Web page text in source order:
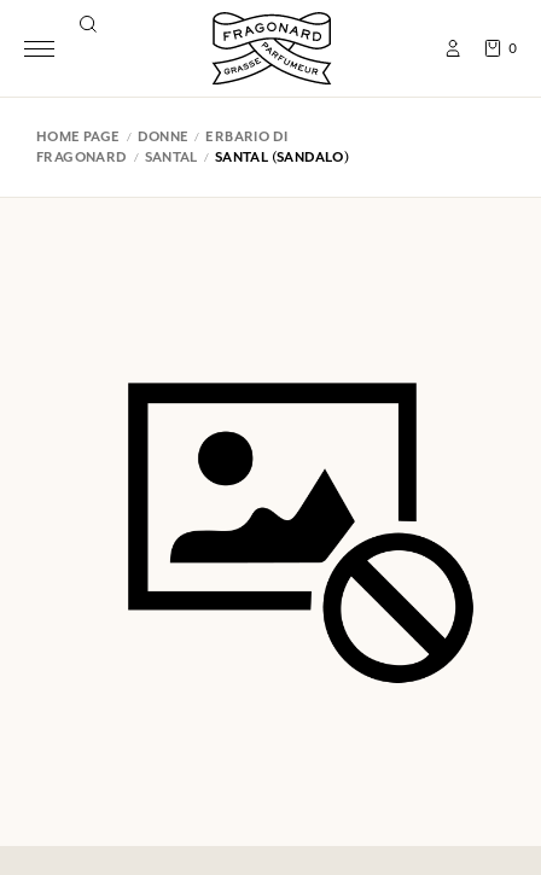
0
HOME PAGE DONNE
ERBARIO DI
FRAGONARD
SANTAL SANTAL (SANDALO)